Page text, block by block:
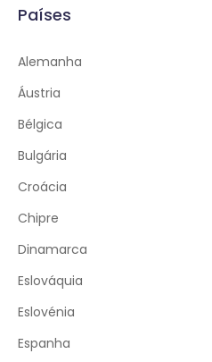
Países
Alemanha
Áustria
Bélgica
Bulgária
Croácia
Chipre
Dinamarca
Eslováquia
Eslovénia
Espanha